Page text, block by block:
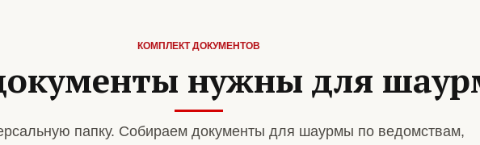
КОМПЛЕКТ ДОКУМЕНТОВ
нужны для
папку. Собираем документы для шаурмы по ведомствам,